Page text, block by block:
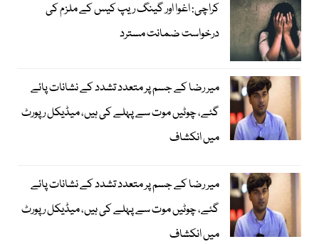
کراچی: اغوا اور گینگ ریپ کیس کے ملزم کی
درخواست ضمانت مسترد
میر رضا کے جسم پر متعدد تشدد کے نشانات پائے
گئے، چوٹیں موت سے پہلے کی ہیں، میڈیکل رپورٹ
میں انکشاف
میر رضا کے جسم پر متعدد تشدد کے نشانات پائے
گئے، چوٹیں موت سے پہلے کی ہیں، میڈیکل رپورٹ
میں انکشاف